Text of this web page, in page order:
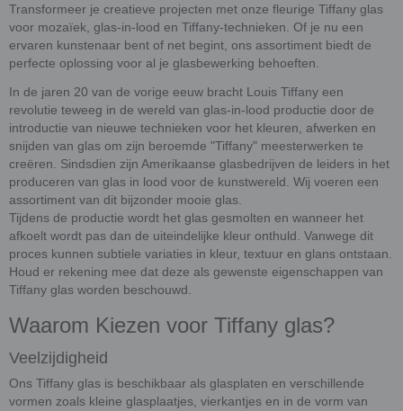
Transformeer je creatieve projecten met onze fleurige Tiffany glas
voor mozaïek, glas-in-lood en Tiffany-technieken. Of je nu een
ervaren kunstenaar bent of net begint, ons assortiment biedt de
perfecte oplossing voor al je glasbewerking behoeften.
In de jaren 20 van de vorige eeuw bracht Louis Tiffany een
revolutie teweeg in de wereld van glas-in-lood productie door de
introductie van nieuwe technieken voor het kleuren, afwerken en
snijden van glas om zijn beroemde "Tiffany" meesterwerken te
creëren. Sindsdien zijn Amerikaanse glasbedrijven de leiders in het
produceren van glas in lood voor de kunstwereld. Wij voeren een
assortiment van dit bijzonder mooie glas.
Tijdens de productie wordt het glas gesmolten en wanneer het
afkoelt wordt pas dan de uiteindelijke kleur onthuld. Vanwege dit
proces kunnen subtiele variaties in kleur, textuur en glans ontstaan.
Houd er rekening mee dat deze als gewenste eigenschappen van
Tiffany glas worden beschouwd.
Waarom Kiezen voor Tiffany glas?
Veelzijdigheid
Ons Tiffany glas is beschikbaar als glasplaten en verschillende
vormen zoals kleine glasplaatjes, vierkantjes en in de vorm van